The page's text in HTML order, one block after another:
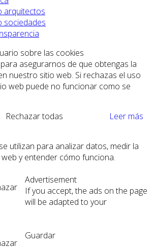
arquitectos
sociedades
sobre las cookies
asegurarnos de que obtengas la
nuestro sitio web. Si rechazas el uso
web puede no funcionar como se
Rechazar todas
Leer más
utilizan para analizar datos, medir la
y entender cómo funciona.
Advertisement
If you accept, the ads on the page
will be adapted to your
Guardar